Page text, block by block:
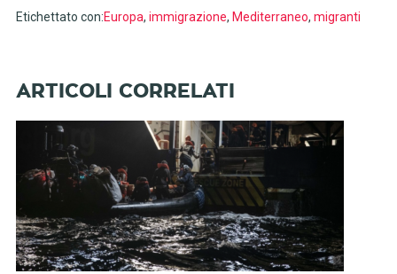
Etichettato con:Europa, immigrazione, Mediterraneo, migranti